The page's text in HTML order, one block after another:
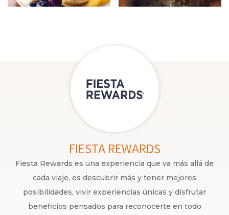
FIESTA REWARDS
Fiesta Rewards es una experiencia que va más allá de
cada viaje, es descubrir más y tener mejores
posibilidades, vivir experiencias únicas y disfrutar
beneficios pensados para reconocerte en todo